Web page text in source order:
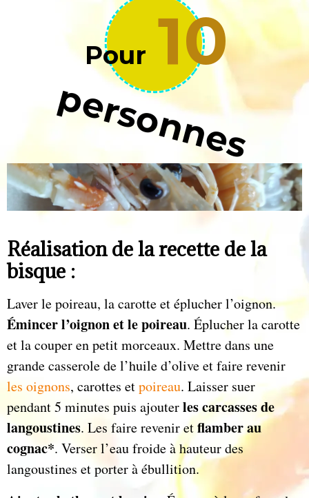
Pour 10
personnes
Réalisation de la recette de la
bisque :
Laver le poireau, la carotte et éplucher l’oignon.
Émincer l’oignon et le poireau. Éplucher la carotte
et la couper en petit morceaux. Mettre dans une
grande casserole de l’huile d’olive et faire revenir
les oignons, carottes etpoireau. Laisser suer
pendant 5 minutes puis ajouterles carcasses de
langoustines. Les faire revenir etflamber au
cognac*. Verser l’eau froide à hauteur des
langoustines et porter à ébullition.